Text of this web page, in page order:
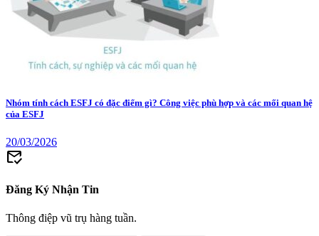
Nhóm tính cách ESFJ có đặc điểm gì? Công việc phù hợp và các mối quan hệ
của ESFJ
20/03/2026
mark_email_read
Đăng Ký Nhận Tin
Thông điệp vũ trụ hàng tuần.